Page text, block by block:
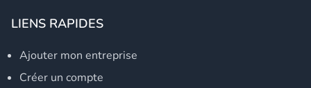
LIENS RAPIDES
Ajouter mon entreprise
Créer un compte